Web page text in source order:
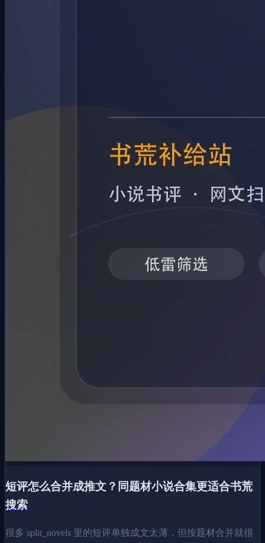
短评怎么合并成推文？同题材小说合集更适合书荒
搜索
很多 split_novels 里的短评单独成文太薄，但按题材合并就很